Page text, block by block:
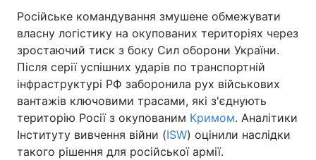
Російське командування змушене обмежувати
власну логістику на окупованих територіях через
зростаючий тиск з боку Сил оборони України.
Після серії успішних ударів по транспортній
інфраструктурі РФ заборонила рух військових
вантажів ключовими трасами, які з'єднують
територію Росії з окупованим Кримом. Аналітики
Інституту вивчення війни (ISW) оцінили наслідки
такого рішення для російської армії.